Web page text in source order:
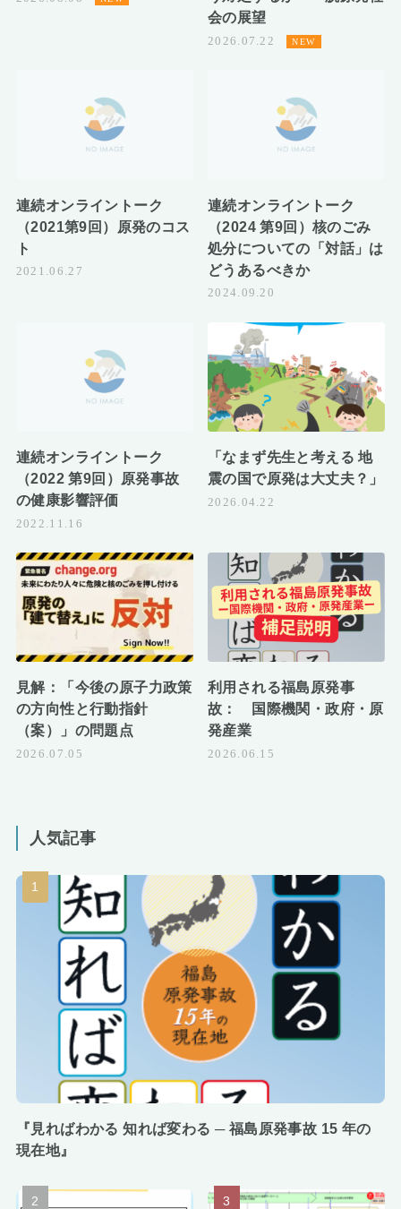
会の展望
2026.07.22
連続オンライントーク
（2021第9回）原発のコス
ト
2021.06.27
連続オンライントーク
（2024 第9回）核のごみ
処分についての「対話」は
どうあるべきか
2024.09.20
連続オンライントーク
（2022 第9回）原発事故
の健康影響評価
2022.11.16
「なまず先生と考える 地
震の国で原発は大丈夫？」
2026.04.22
見解：「今後の原子力政策
の方向性と行動指針
（案）」の問題点
2026.07.05
利用される福島原発事
故： 国際機関・政府・原
発産業
2026.06.15
人気記事
『見ればわかる 知れば変わる ─ 福島原発事故 15 年の
現在地』